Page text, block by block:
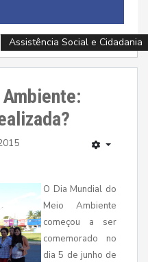
O Dia Mundial do
Meio Ambiente
começou a ser
comemorado no
dia 5 de junho de
Infraestrutura e Meio Ambiente
Esporte, Cultura e Lazer
Infraestrutura e Meio Ambiente
Esporte, Cultura e Lazer
Assistência Social e Cidadania
Saúde
Saúde
Infraestrutura e Meio Ambiente
Assistência Social e Cidadania